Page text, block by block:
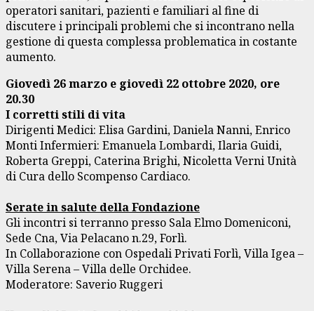
operatori sanitari, pazienti e familiari al fine di
discutere i principali problemi che si incontrano nella
gestione di questa complessa problematica in costante
aumento.
Giovedì 26 marzo e giovedì 22 ottobre 2020, ore
20.30
I corretti stili di vita
Dirigenti Medici: Elisa Gardini, Daniela Nanni, Enrico
Monti Infermieri: Emanuela Lombardi, Ilaria Guidi,
Roberta Greppi, Caterina Brighi, Nicoletta Verni Unità
di Cura dello Scompenso Cardiaco.
Serate in salute della Fondazione
Gli incontri si terranno presso Sala Elmo Domeniconi,
Sede Cna, Via Pelacano n.29, Forlì.
In Collaborazione con Ospedali Privati Forlì, Villa Igea –
Villa Serena – Villa delle Orchidee.
Moderatore: Saverio Ruggeri